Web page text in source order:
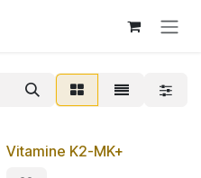
Vitamine K2-MK+